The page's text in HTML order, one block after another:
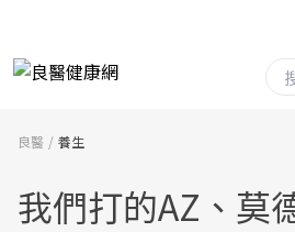
良醫 養生
我們打的AZ、莫